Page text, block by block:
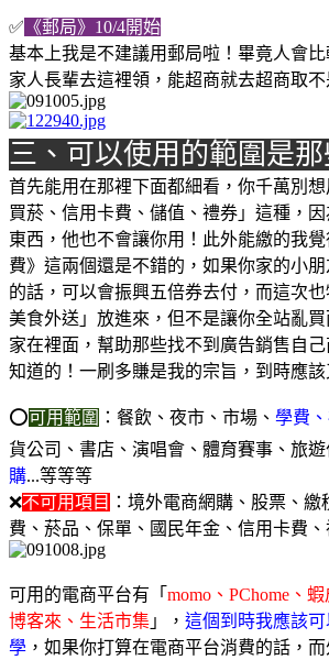
✅ 《郵局》10/4開始
基本上我是不建議用郵局啦！畢竟人會
家人長輩去這裡領，能超商就去超商取
三、可以使用的範圍是那
首先能用在那裡下面都細看，你千萬別想
買菸、信用卡費、儲值、禮券」這種，
東西，他也不會讓你用！此外能繳的我
費》這兩個還是不錯的，如果你家的小
的話，可以會振興五倍券去付，而這次
美食外送」放進來，但不是讓你全站亂
家在裡面，幫助那些找不到廣告銷售自
知道的！一刷多賺是我的宗旨，到時應
⭕可用範圍 ：餐飲、夜市、市場、 學費
貨公司、書店、演唱會、體育賽事、旅遊
購...等等等
❌不可用項目 ：境外電商網購、股票、
費、菸品、保單、國民年金、信用卡費
可用的電商平台有「 momo、PChome、
博客來、生活市集 」， 這個到時我應該
學 ，如果你打算在電商平台消費的話，